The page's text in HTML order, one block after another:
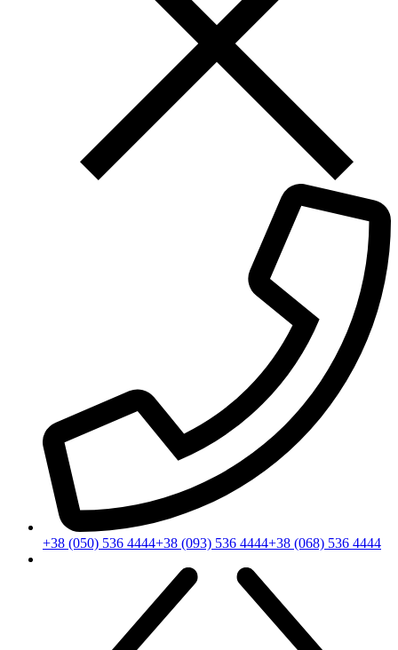
+38 (050) 536 4444+38 (093) 536 4444+38 (068) 536 4444